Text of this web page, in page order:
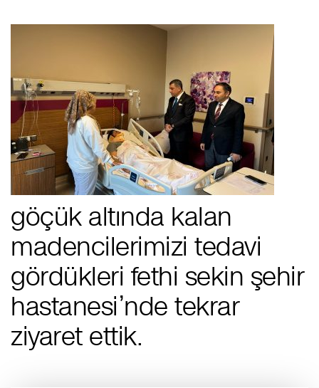
göçük altında kalan
madencilerimizi tedavi
gördükleri fethi sekin şehir
hastanesi’nde tekrar
ziyaret ettik.